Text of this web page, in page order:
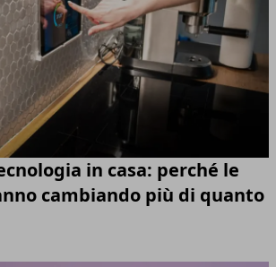
in casa: perché le
cambiando più di quanto